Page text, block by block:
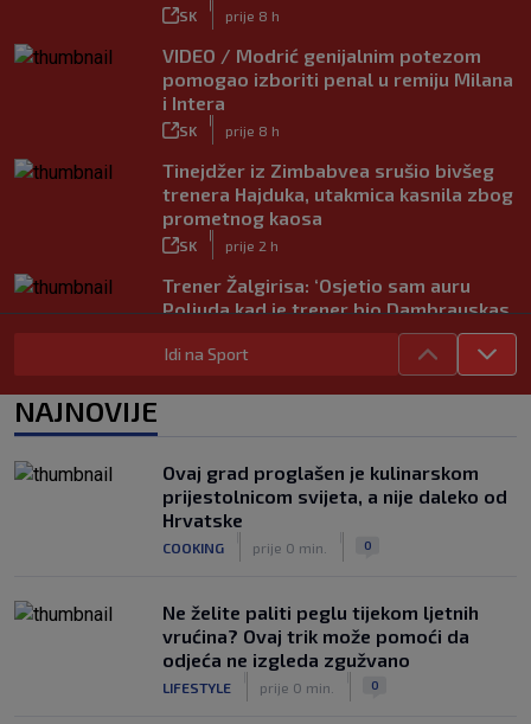
SK prije 8 h
VIDEO / Modrić genijalnim potezom
pomogao izboriti penal u remiju Milana
i Intera
SK prije 8 h
Tinejdžer iz Zimbabvea srušio bivšeg
trenera Hajduka, utakmica kasnila zbog
prometnog kaosa
SK prije 2 h
Trener Žalgirisa: ‘Osjetio sam auru
Poljuda kad je trener bio Dambrauskas.
Hajduk danas igra nestabilno’
SK
|
prije 4 h
Vatreni u Cityju sve bolji: ‘Kovačić
SK prije 4 h
Luis Figo žestoko prozvao Infantina:
‘Najniže, najlopovskije i kukavički
sebično ponašanje. Mora otići!’
Idi na Sport
NAJNOVIJE
Ovaj grad proglašen je kulinarskom
prijestolnicom svijeta, a nije daleko od
Hrvatske
COOKING prije 0 min. 0
Ne želite paliti peglu tijekom ljetnih
vrućina? Ovaj trik može pomoći da
odjeća ne izgleda zgužvano
LIFESTYLE prije 0 min. 0